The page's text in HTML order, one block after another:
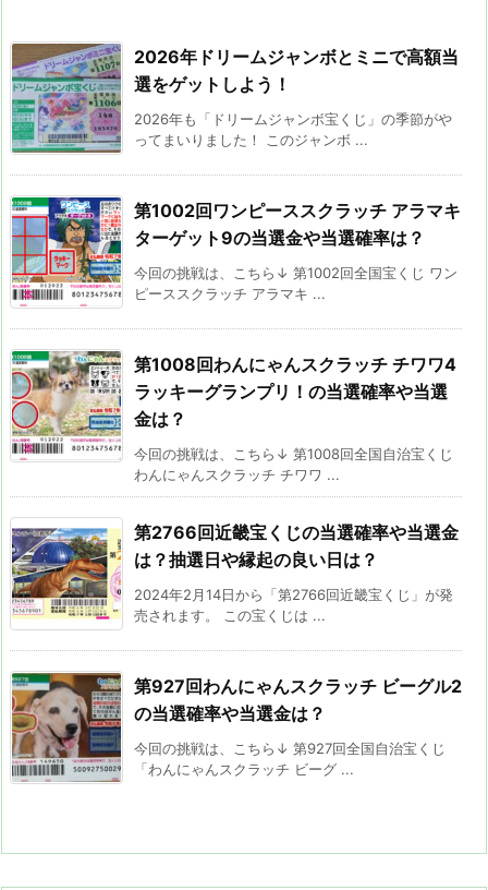
2026年ドリームジャンボとミニで高額当
選をゲットしよう！
2026年も「ドリームジャンボ宝くじ」の季節がや
ってまいりました！ このジャンボ ...
第1002回ワンピーススクラッチ アラマキ
ターゲット9の当選金や当選確率は？
今回の挑戦は、こちら↓ 第1002回全国宝くじ ワン
ピーススクラッチ アラマキ ...
第1008回わんにゃんスクラッチ チワワ4
ラッキーグランプリ！の当選確率や当選
金は？
今回の挑戦は、こちら↓ 第1008回全国自治宝くじ
わんにゃんスクラッチ チワワ ...
第2766回近畿宝くじの当選確率や当選金
は？抽選日や縁起の良い日は？
2024年2月14日から「第2766回近畿宝くじ」が発
売されます。 この宝くじは ...
第927回わんにゃんスクラッチ ビーグル2
の当選確率や当選金は？
今回の挑戦は、こちら↓ 第927回全国自治宝くじ
「わんにゃんスクラッチ ビーグ ...